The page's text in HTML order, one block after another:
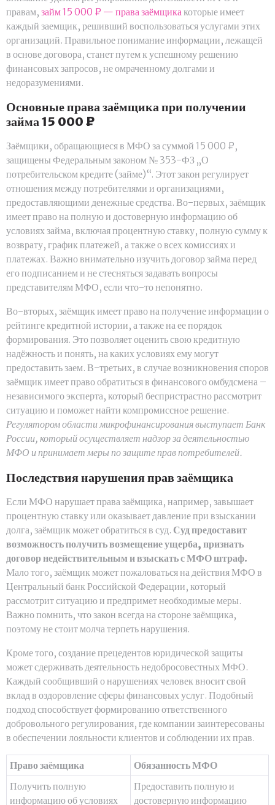
правам, займ 15 000 ₽ — права заёмщикакоторые имеет
каждый заемщик, решивший воспользоваться услугами этих
организаций. Правильное понимание информации, лежащей
в основе договора, станет путем к успешному решению
финансовых запросов, не омраченному долгами и
недоразумениями.
Основные права заёмщика при получении
займа 15 000 ₽
Заёмщики, обращающиеся в МФО за суммой 15 000 ₽,
защищены Федеральным законом № 353-ФЗ „О
потребительском кредите (займе)“. Этот закон регулирует
отношения между потребителями и организациями,
предоставляющими денежные средства. Во-первых, заёмщик
имеет право на полную и достоверную информацию об
условиях займа, включая процентную ставку, полную сумму к
возврату, график платежей, а также о всех комиссиях и
платежах. Важно внимательно изучить договор займа перед
его подписанием и не стесняться задавать вопросы
представителям МФО, если что-то непонятно.
Во-вторых, заёмщик имеет право на получение информации о
рейтинге кредитной истории, а также на ее порядок
формирования. Это позволяет оценить свою кредитную
надёжность и понять, на каких условиях ему могут
предоставить заем. В-третьих, в случае возникновения споров
заёмщик имеет право обратиться в финансового омбудсмена –
независимого эксперта, который беспристрастно рассмотрит
ситуацию и поможет найти компромиссное решение.
Регулятором области микрофинансирования выступает Банк
России, который осуществляет надзор за деятельностью
МФО и принимает меры по защите прав потребителей.
Последствия нарушения прав заёмщика
Если МФО нарушает права заёмщика, например, завышает
процентную ставку или оказывает давление при взыскании
долга, заёмщик может обратиться в суд. Суд предоставит
возможность получить возмещение ущерба, признать
договор недействительным и взыскать с МФО штраф.
Мало того, заёмщик может пожаловаться на действия МФО в
Центральный банк Российской Федерации, который
рассмотрит ситуацию и предпримет необходимые меры.
Важно помнить, что закон всегда на стороне заёмщика,
поэтому не стоит молча терпеть нарушения.
Кроме того, создание прецедентов юридической защиты
может сдерживать деятельность недобросовестных МФО.
Каждый сообщивший о нарушениях человек вносит свой
вклад в оздоровление сферы финансовых услуг. Подобный
подход способствует формированию ответственного
добровольного регулирования, где компании заинтересованы
в обеспечении лояльности клиентов и соблюдении их прав.
Право заёмщика
Обязанность МФО
Получить полную
информацию об условиях
Предоставить полную и
достоверную информацию